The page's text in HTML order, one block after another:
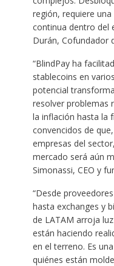
región, requiere
continua dentro del
Durán, Cofundador
“BlindPay ha
stablecoins en
potencial
resolver problemas
la inflación hasta la
convencidos de
empresas del
mercado será aún
Simonassi, CEO y
“Desde
hasta exchanges y
de LATAM arroja
están haciendo
en el terreno. Es
quiénes están